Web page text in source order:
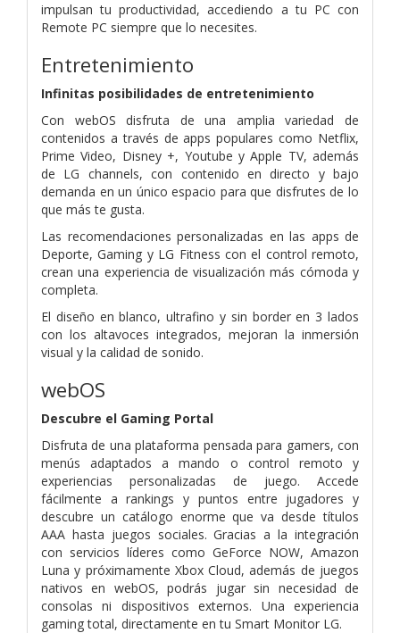
impulsan tu productividad, accediendo a tu PC con
Remote PC siempre que lo necesites.
Entretenimiento
Infinitas posibilidades de entretenimiento
Con webOS disfruta de una amplia variedad de
contenidos a través de apps populares como Netflix,
Prime Video, Disney +, Youtube y Apple TV, además
de LG channels, con contenido en directo y bajo
demanda en un único espacio para que disfrutes de lo
que más te gusta.
Las recomendaciones personalizadas en las apps de
Deporte, Gaming y LG Fitness con el control remoto,
crean una experiencia de visualización más cómoda y
completa.
El diseño en blanco, ultrafino y sin border en 3 lados
con los altavoces integrados, mejoran la inmersión
visual y la calidad de sonido.
webOS
Descubre el Gaming Portal
Disfruta de una plataforma pensada para gamers, con
menús adaptados a mando o control remoto y
experiencias personalizadas de juego. Accede
fácilmente a rankings y puntos entre jugadores y
descubre un catálogo enorme que va desde títulos
AAA hasta juegos sociales. Gracias a la integración
con servicios líderes como GeForce NOW, Amazon
Luna y próximamente Xbox Cloud, además de juegos
nativos en webOS, podrás jugar sin necesidad de
consolas ni dispositivos externos. Una experiencia
gaming total, directamente en tu Smart Monitor LG.